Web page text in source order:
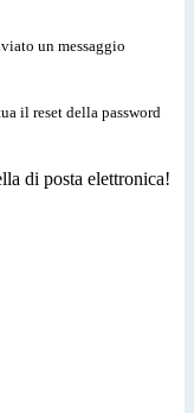
un messaggio
il reset della password
di posta elettronica!